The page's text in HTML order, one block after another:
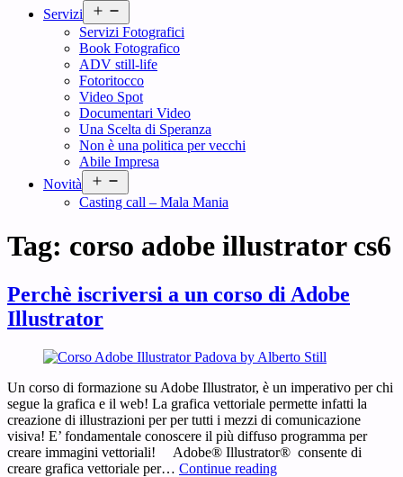
Servizi
menu
Servizi Fotografici
Book Fotografico
ADV still-life
Fotoritocco
Video Spot
Documentari Video
Una Scelta di Speranza
Non è una politica per vecchi
Abile Impresa
Novità
menu
Casting call – Mala Mania
Tag: corso adobe illustrator cs6
Perchè iscriversi a un corso di Adobe
Illustrator
Un corso di formazione su Adobe Illustrator, è un imperativo per chi
segue la grafica e il web! La grafica vettoriale permette infatti la
creazione di illustrazioni per per tutti i mezzi di comunicazione
visiva! E’ fondamentale conoscere il più diffuso programma per
creare immagini vettoriali! Adobe® Illustrator® consente di
creare grafica vettoriale per… Continue readingPerchè